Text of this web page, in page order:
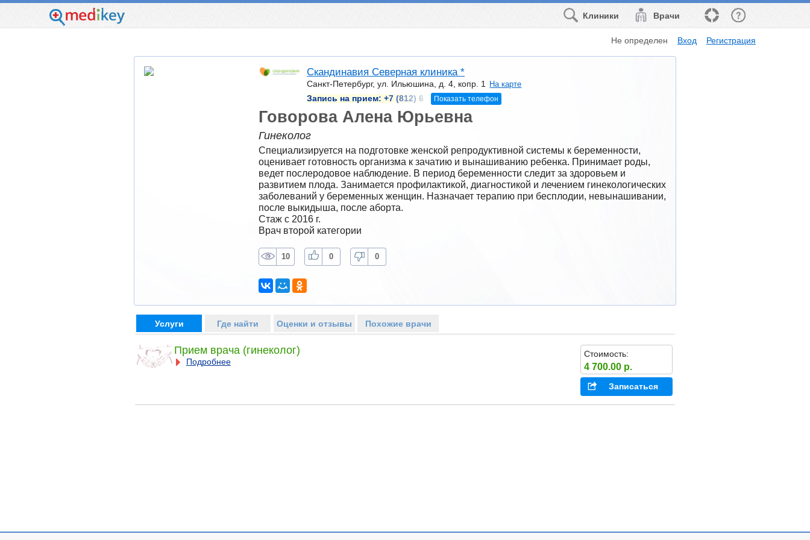
Врачи
Клиники
Не определен Вход Регистрация
Скандинавия Северная клиника *
Санкт-Петербург, ул. Ильюшина, д. 4, копр. 1
На карте
Запись на прием: +7 (812) 6 Показать телефон
Говорова Алена Юрьевна
Гинеколог
Специализируется на подготовке женской репродуктивной системы к беременности,
оценивает готовность организма к зачатию и вынашиванию ребенка. Принимает роды,
ведет послеродовое наблюдение. В период беременности следит за здоровьем и
развитием плода. Занимается профилактикой, диагностикой и лечением гинекологических
заболеваний у беременных женщин. Назначает терапию при бесплодии, невынашивании,
после выкидыша, после аборта.
Стаж с 2016 г.
Врач второй категории
10 0 0
Услуги Где найти Оценки и отзывы Похожие врачи
Прием врача (гинеколог)
Подробнее
Стоимость:
4 700.00 р.
Записаться